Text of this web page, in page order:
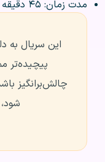
مدت زمان: ۴۵ دقیقه
این سریال به
پیچیده‌تر
چالش‌برانگیز